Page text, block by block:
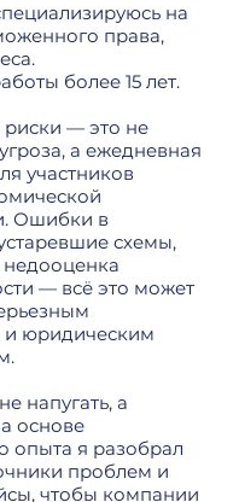
на
права,
более 15 лет.
— это не
а ежедневная
участников
Ошибки в
схемы,
недооценка
— всё это может
юридическим
напугать, а
основе
опыта я разобрал
проблем и
чтобы компании